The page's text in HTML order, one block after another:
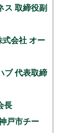
取締役副
会社 オー
代表取締
戸市チー